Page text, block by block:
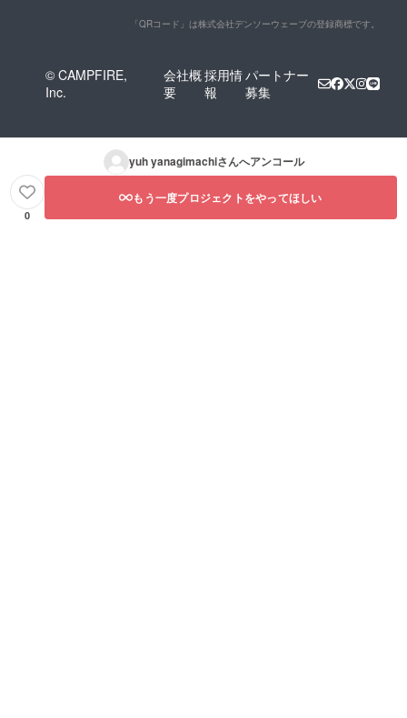
「QRコード」は株式会社デンソーウェーブの登録商標です。
© CAMPFIRE,
Inc.
会社概
要
採用情
報
パートナー
募集
yuh yanagimachiさんへアンコール
0
もう一度プロジェクトをやってほしい